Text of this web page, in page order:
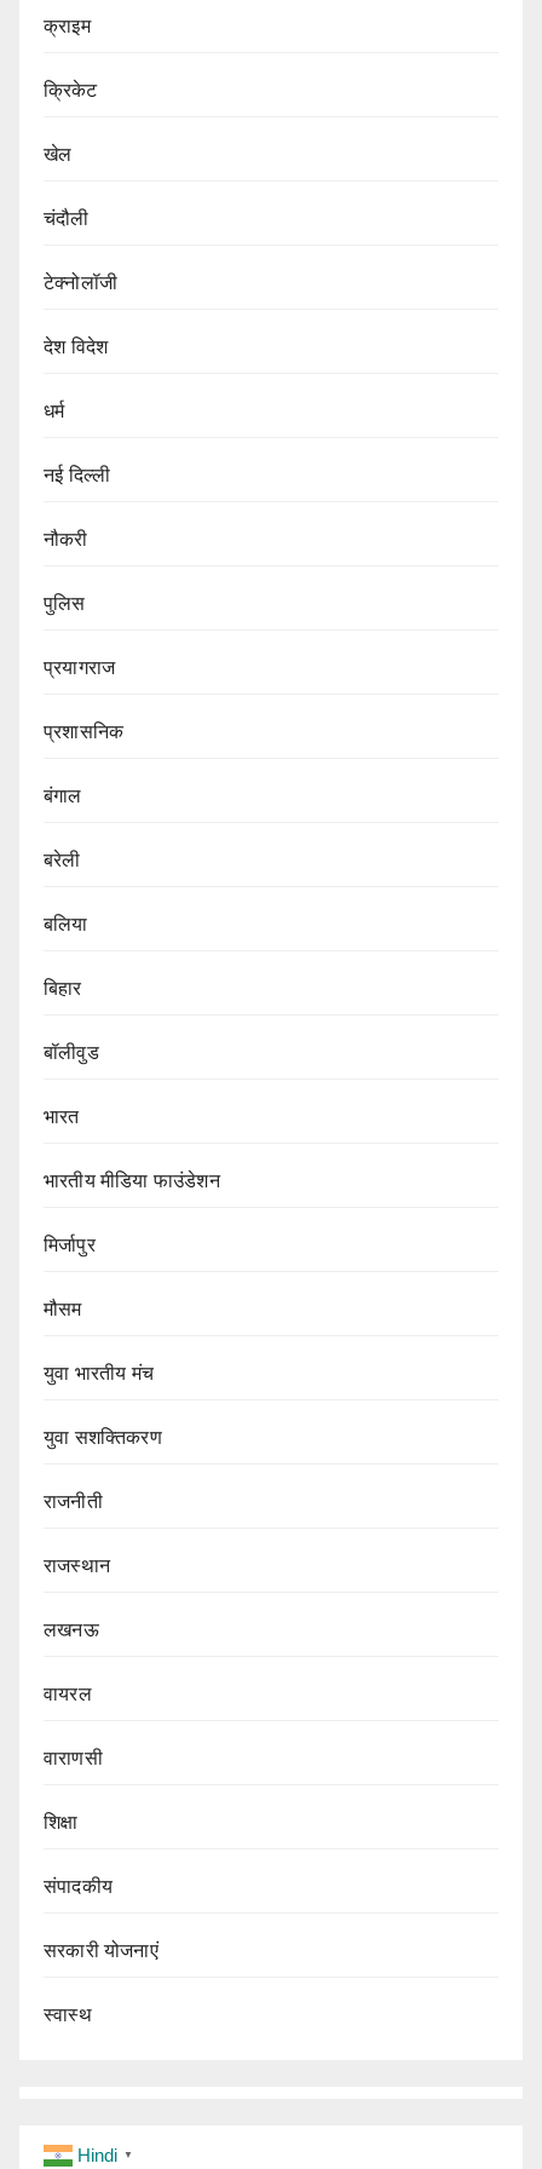
क्राइम
क्रिकेट
खेल
चंदौली
टेक्नोलॉजी
देश विदेश
धर्म
नई दिल्ली
नौकरी
पुलिस
प्रयागराज
प्रशासनिक
बंगाल
बरेली
बलिया
बिहार
बॉलीवुड
भारत
भारतीय मीडिया फाउंडेशन
मिर्जापुर
मौसम
युवा भारतीय मंच
युवा सशक्तिकरण
राजनीती
राजस्थान
लखनऊ
वायरल
वाराणसी
शिक्षा
संपादकीय
सरकारी योजनाएं
स्वास्थ
Hindi ▼